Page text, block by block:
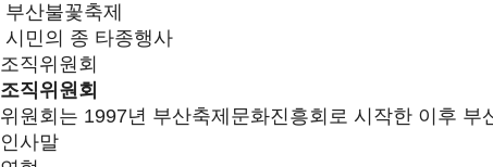
부산불꽃축제
시민의 종 타종행사
조직위원회
조직위원회
위원회는 1997년 부산축제문화진흥회로 시작한 이후
인사말